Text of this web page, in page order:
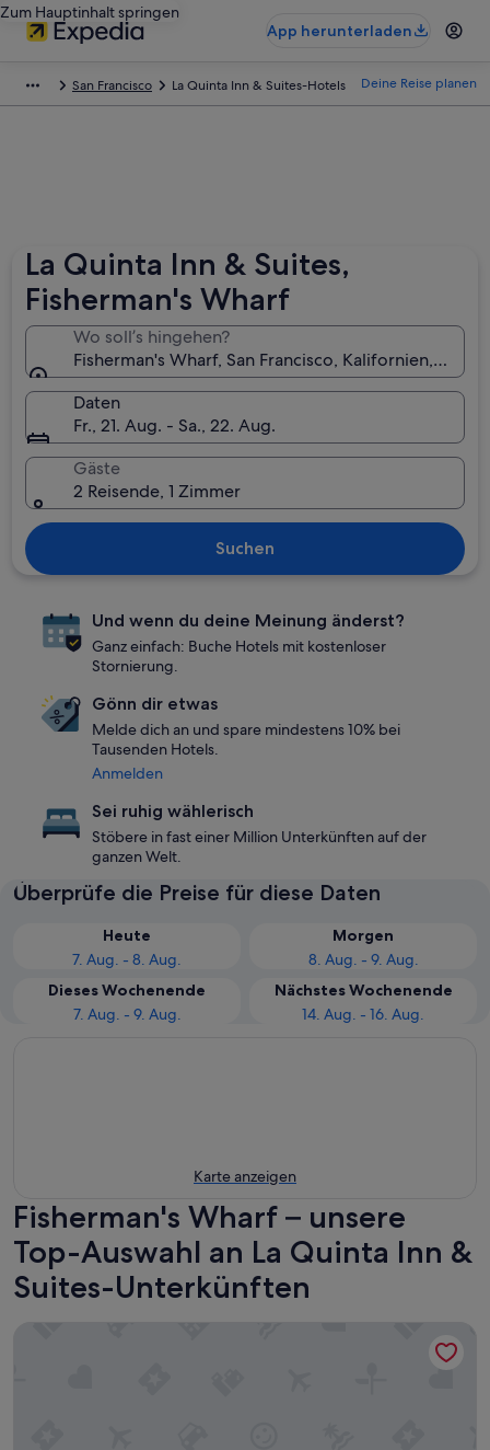
Zum Hauptinhalt springen
App herunterladen
San Francisco La Quinta Inn & Suites-Hotels Deine Reise planen
La Quinta Inn & Suites,
Fisherman's Wharf
Wo soll’s hingehen?
Fisherman's Wharf, San Francisco, Kalifornien, USA
Daten
Fr., 21. Aug. - Sa., 22. Aug.
Gäste
2 Reisende, 1 Zimmer
Suchen
Und wenn du deine Meinung änderst?
Ganz einfach: Buche Hotels mit kostenloser
Stornierung.
Gönn dir etwas
Melde dich an und spare mindestens 10% bei
Tausenden Hotels.
Anmelden
Sei ruhig wählerisch
Stöbere in fast einer Million Unterkünften auf der
ganzen Welt.
Überprüfe die Preise für diese Daten
Heute
7. Aug. - 8. Aug.
Morgen
8. Aug. - 9. Aug.
Dieses Wochenende
7. Aug. - 9. Aug.
Nächstes Wochenende
14. Aug. - 16. Aug.
Karte anzeigen
Fisherman's Wharf – unsere
Top-Auswahl an La Quinta Inn &
Suites-Unterkünften
La Quinta Inn & Suites by Wyndham San Francisco Airport